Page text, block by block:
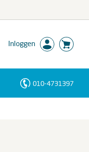
Inloggen
010-4731397